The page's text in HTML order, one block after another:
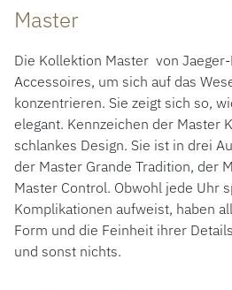
Master
Die Kollektion Master von
Accessoires, um sich auf das
konzentrieren. Sie zeigt sich so,
elegant. Kennzeichen der Master
schlankes Design. Sie ist in drei
der Master Grande Tradition, der
Master Control. Obwohl jede Uhr
Komplikationen aufweist, haben
Form und die Feinheit ihrer
und sonst nichts.